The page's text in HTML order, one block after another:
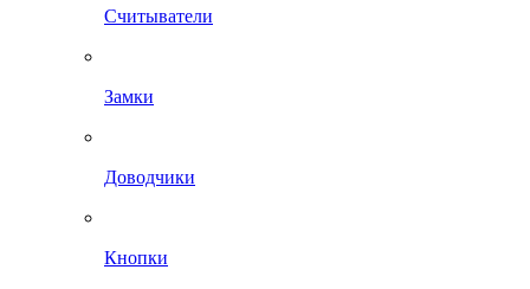
Считыватели
Замки
Доводчики
Кнопки